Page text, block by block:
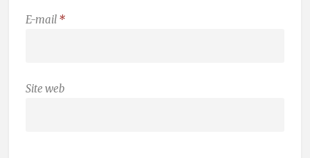
E-mail *
Site web